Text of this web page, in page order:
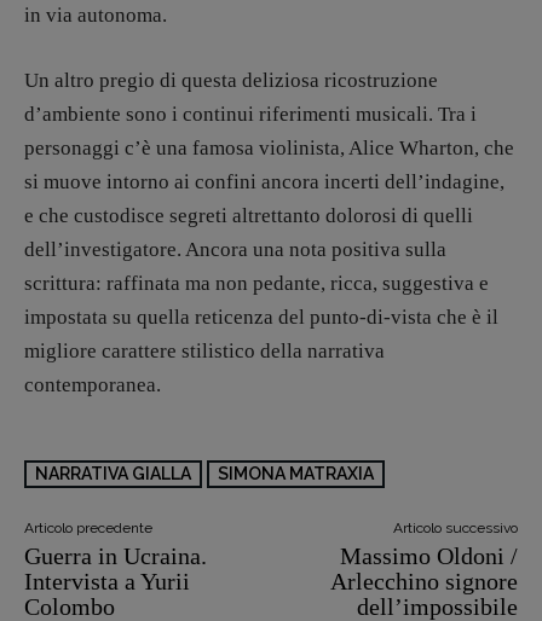
in via autonoma.
Un altro pregio di questa deliziosa ricostruzione
d’ambiente sono i continui riferimenti musicali. Tra i
personaggi c’è una famosa violinista, Alice Wharton, che
si muove intorno ai confini ancora incerti dell’indagine,
e che custodisce segreti altrettanto dolorosi di quelli
dell’investigatore. Ancora una nota positiva sulla
scrittura: raffinata ma non pedante, ricca, suggestiva e
impostata su quella reticenza del punto-di-vista che è il
migliore carattere stilistico della narrativa
contemporanea.
NARRATIVA GIALLA SIMONA MATRAXIA
Articolo precedente
Guerra in Ucraina.
Intervista a Yurii
Colombo
Articolo successivo
Massimo Oldoni /
Arlecchino signore
dell’impossibile